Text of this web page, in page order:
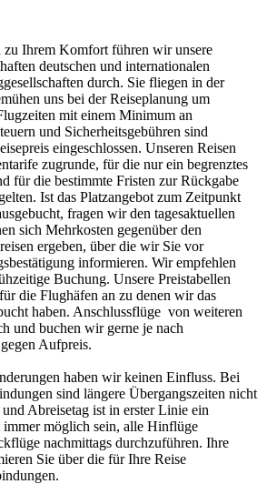
zu Ihrem Komfort führen wir unsere
deutschen und internationalen
durch. Sie fliegen in der
uns bei der Reiseplanung um
mit einem Minimum an
und Sicherheitsgebühren sind
eingeschlossen. Unseren Reisen
zugrunde, für die nur ein begrenztes
für die bestimmte Fristen zur Rückgabe
Ist das Platzangebot zum Zeitpunkt
fragen wir den tagesaktuellen
sich Mehrkosten gegenüber den
ergeben, über die wir Sie vor
informieren. Wir empfehlen
Buchung. Unsere Preistabellen
die Flughäfen an zu denen wir das
haben. Anschlussflüge von weiteren
und buchen wir gerne je nach
Aufpreis.
haben wir keinen Einfluss. Bei
sind längere Übergangszeiten nicht
Abreisetag ist in erster Linie ein
möglich sein, alle Hinflüge
nachmittags durchzuführen. Ihre
Sie über die für Ihre Reise